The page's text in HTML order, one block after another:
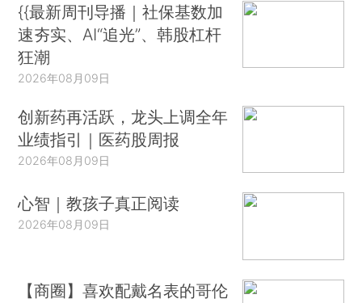
{{最新周刊导播｜社保基数加
速夯实、AI“追光”、韩股杠杆
狂潮
2026年08月09日
创新药再活跃，龙头上调全年
业绩指引｜医药股周报
2026年08月09日
心智｜教孩子真正阅读
2026年08月09日
【商圈】喜欢配戴名表的哥伦